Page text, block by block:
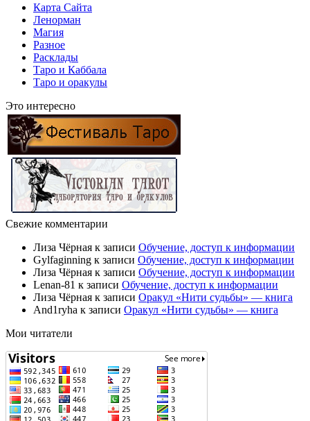
Карта Сайта
Ленорман
Магия
Разное
Расклады
Таро и Каббала
Таро и оракулы
Это интересно
Свежие комментарии
Лиза Чёрная к записи Обучение, доступ к информации
Gylfaginning к записи Обучение, доступ к информации
Лиза Чёрная к записи Обучение, доступ к информации
Lenan-81 к записи Обучение, доступ к информации
Лиза Чёрная к записи Оракул «Нити судьбы» — книга
And1ryha к записи Оракул «Нити судьбы» — книга
Мои читатели